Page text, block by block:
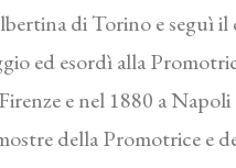
di Torino e seguì
ed esordì alla
e nel 1880 a
della Promotrice